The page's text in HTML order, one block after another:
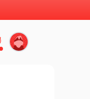
Есть не прочитанные